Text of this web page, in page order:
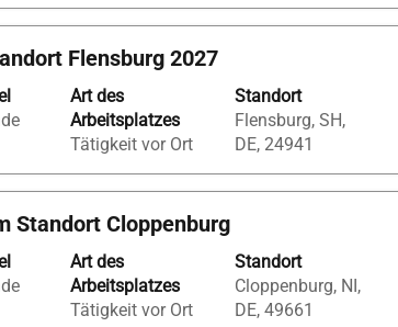
Flensburg 2027
Art des
Arbeitsplatzes
Tätigkeit vor Ort
Standort
Flensburg, SH,
DE, 24941
Standort Cloppenburg
Art des
Arbeitsplatzes
Tätigkeit vor Ort
Standort
Cloppenburg, NI,
DE, 49661